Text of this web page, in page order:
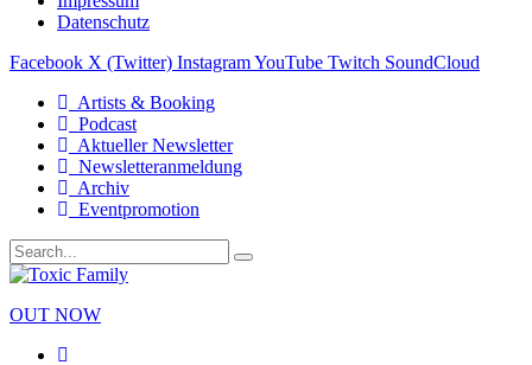
Datenschutz
Facebook X (Twitter) InstagramYouTube Twitch SoundCloud
Artists & Booking
Podcast
Aktueller Newsletter
Newsletteranmeldung
Archiv
Eventpromotion
OUT NOW